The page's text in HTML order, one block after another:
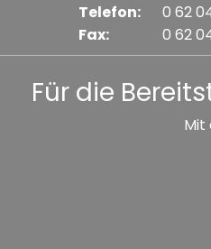
Telefon:
Fax:
0 62
0 62
Für die
Mit